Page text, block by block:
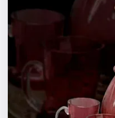
Спорт
События
Города
Площадки